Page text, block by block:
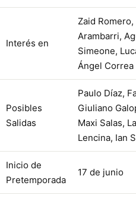
Interés en
Zaid
Arambarri,
Simeone,
Ángel Correa
Posibles
Salidas
Paulo Díaz,
Giuliano
Maxi Salas,
Lencina, Ian
Inicio de
Pretemporada
17 de junio